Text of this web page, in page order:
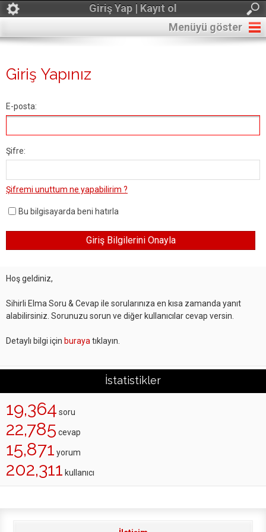
Giriş Yap | Kayıt ol
Menüyü göster
Giriş Yapınız
E-posta:
Şifre:
Şifremi unuttum ne yapabilirim ?
Bu bilgisayarda beni hatırla
Hoş geldiniz,
Sihirli Elma Soru & Cevap ile sorularınıza en kısa zamanda yanıt
alabilirsiniz. Sorunuzu sorun ve diğer kullanıcılar cevap versin.
Detaylı bilgi için buraya tıklayın.
İstatistikler
19,364 soru
22,785 cevap
15,871 yorum
202,311 kullanıcı